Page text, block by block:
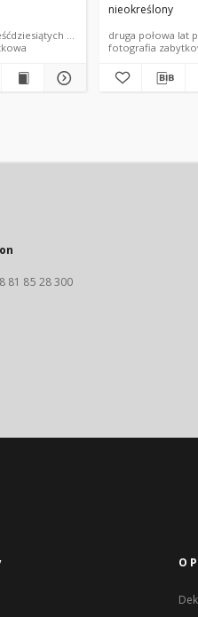
XIX wieku
nieokreślony
druga połowa lat
fotografia
81 85 28 300
O